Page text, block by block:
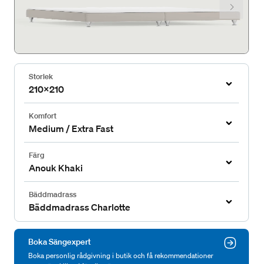
Storlek
210x210
Komfort
Medium / Extra Fast
Färg
Anouk Khaki
Bäddmadrass
Bäddmadrass Charlotte
Boka Sängexpert
Boka personlig rådgivning i butik och få rekommendationer